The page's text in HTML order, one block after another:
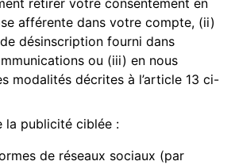
retirer votre consentement en
afférente dans votre compte, (ii)
désinscription fourni dans
ou (iii) en nous
modalités décrites à l’article 13 ci-
la publicité ciblée :
de réseaux sociaux (par